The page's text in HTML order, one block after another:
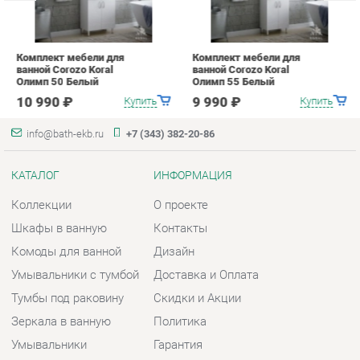
info@bath-ekb.ru +7 (343) 382-20-86
КАТАЛОГ
Коллекции
Шкафы в ванную
Комоды для ванной
Умывальники с тумбой
Тумбы под раковину
Умывальники
Экраны
ИНФОРМАЦИЯ
О проекте
Контакты
Доставка и Оплата
Скидки и Акции
Гарантия
ГОРОДА
Весь мир
Екатеринбург
КОНТАКТЫ
Шоурум и склад самовывоза
Адрес: г. Екатеринбург,
Металлургов, 84